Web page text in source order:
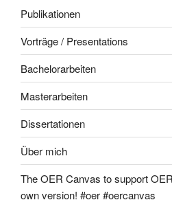
Publikationen
Vorträge / Presentations
Bachelorarbeiten
Masterarbeiten
Dissertationen
Über mich
The OER Canvas to support
own version! #oer #oercanvas